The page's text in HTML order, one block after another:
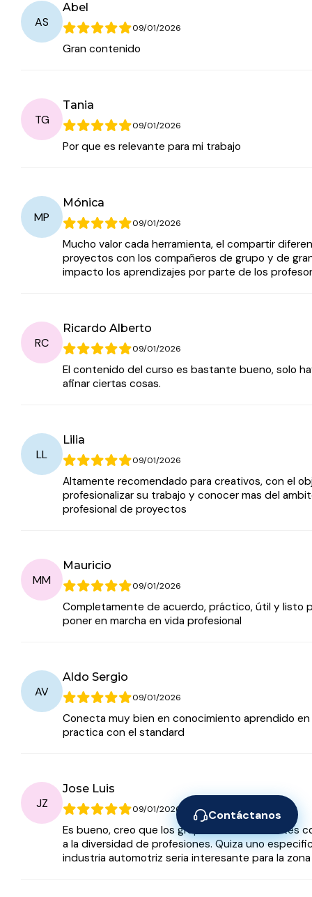
Contáctanos
AS
Abel
09/01/2026
Gran contenido
TG
Tania
09/01/2026
Por que es relevante para mi trabajo
MP
Mónica
09/01/2026
Mucho valor cada herramienta, el compartir
proyectos con los compañeros de grupo y de
impacto los aprendizajes por parte de los
RC
Ricardo Alberto
09/01/2026
El contenido del curso es bastante bueno, solo
afinar ciertas cosas.
LL
Lilia
09/01/2026
Altamente recomendado para creativos, con el
profesionalizar su trabajo y conocer mas del
profesional de proyectos
MM
Mauricio
09/01/2026
Completamente de acuerdo, práctico, útil y listo
poner en marcha en vida profesional
AV
Aldo Sergio
09/01/2026
Conecta muy bien en conocimiento aprendido en
practica con el standard
JZ
Jose Luis
09/01/2026
Es bueno, creo que los grupos son interesantes
a la diversidad de profesiones. Quiza uno
industria automotriz seria interesante para la